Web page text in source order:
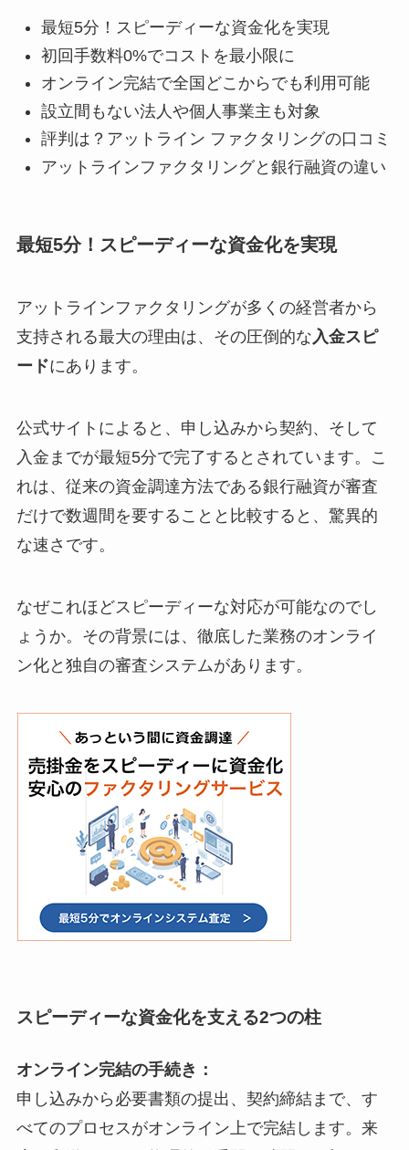
最短5分！スピーディーな資金化を実現
初回手数料0%でコストを最小限に
オンライン完結で全国どこからでも利用可能
設立間もない法人や個人事業主も対象
評判は？アットライン ファクタリングの口コミ
アットラインファクタリングと銀行融資の違い
最短5分！スピーディーな資金化を実現
アットラインファクタリングが多くの経営者から
支持される最大の理由は、その圧倒的な入金スピ
ードにあります。
公式サイトによると、申し込みから契約、そして
入金までが最短5分で完了するとされています。こ
れは、従来の資金調達方法である銀行融資が審査
だけで数週間を要することと比較すると、驚異的
な速さです。
なぜこれほどスピーディーな対応が可能なのでし
ょうか。その背景には、徹底した業務のオンライ
ン化と独自の審査システムがあります。
スピーディーな資金化を支える2つの柱
オンライン完結の手続き：
申し込みから必要書類の提出、契約締結まで、す
べてのプロセスがオンライン上で完結します。来